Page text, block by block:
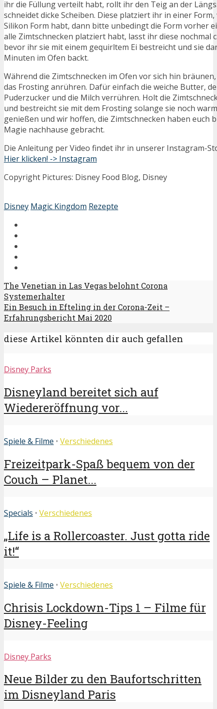
ihr die Füllung verteilt habt, rollt ihr den Teig an der
schneidet dicke Scheiben. Diese platziert ihr in einer
Silikon Form habt, dann bitte unbedingt die Form vorher
alle Zimtschnecken platziert habt, lasst ihr diese nochmal
bevor ihr sie mit einem gequirltem Ei bestreicht und sie
Minuten im Ofen backt.
Während die Zimtschnecken im Ofen vor sich hin
das Frosting anrühren. Dafür einfach die weiche Butter,
Puderzucker und die Milch verrühren. Holt die
und bestreicht sie mit dem Frosting solange sie noch
genießen und wir hoffen, die Zimtschnecken haben euch
Magie nachhause gebracht.
Die Anleitung per Video findet ihr in unserer Instagram-
Hier klicken! -> Instagram
Copyright Pictures: Disney Food Blog, Disney
Disney Magic Kingdom Rezepte
The Venetian in Las Vegas belohnt Corona
Systemerhalter
Ein Besuch in Efteling in der Corona-Zeit –
Erfahrungsbericht Mai 2020
diese Artikel könnten dir auch gefallen
Disney Parks
Disneyland bereitet sich auf
Wiedereröffnung vor...
Spiele & Filme • Verschiedenes
Freizeitpark-Spaß bequem von der
Couch – Planet...
Specials • Verschiedenes
„Life is a Rollercoaster. Just gotta ride
it!“
Spiele & Filme • Verschiedenes
Chrisis Lockdown-Tips 1 – Filme für
Disney-Feeling
Disney Parks
Neue Bilder zu den Baufortschritten
im Disneyland Paris